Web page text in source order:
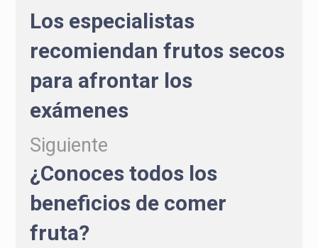
Los especialistas
recomiendan frutos secos
para afrontar los
exámenes
Siguiente
¿Conoces todos los
beneficios de comer
fruta?